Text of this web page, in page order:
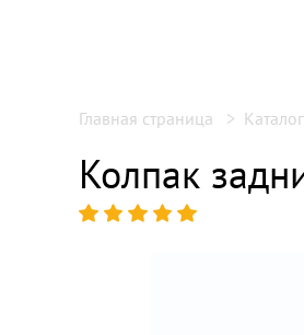
Главная страница Каталог
Колпак